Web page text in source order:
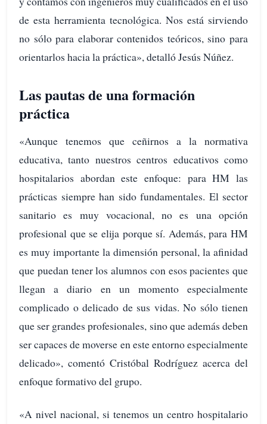
de esta herramienta tecnológica. Nos está sirviendo
no sólo para elaborar contenidos teóricos, sino para
orientarlos hacia la práctica», detalló Jesús Núñez.
Las pautas de una formación
práctica
«Aunque tenemos que ceñirnos a la normativa
educativa, tanto nuestros centros educativos como
hospitalarios abordan este enfoque: para HM las
prácticas siempre han sido fundamentales. El sector
sanitario es muy vocacional, no es una opción
profesional que se elija porque sí. Además, para HM
es muy importante la dimensión personal, la afinidad
que puedan tener los alumnos con esos pacientes que
llegan a diario en un momento especialmente
complicado o delicado de sus vidas. No sólo tienen
que ser grandes profesionales, sino que además deben
ser capaces de moverse en este entorno especialmente
delicado», comentó Cristóbal Rodríguez acerca del
enfoque formativo del grupo.
«A nivel nacional, si tenemos un centro hospitalario